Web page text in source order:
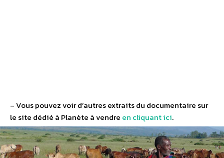
– Vous pouvez voir d’autres extraits du documentaire sur
le site dédié à Planète à vendre en cliquant ici.